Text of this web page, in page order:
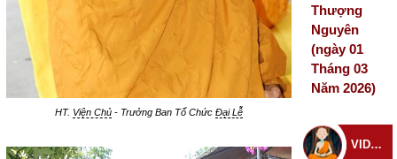
HT. Viện Chủ - Trưởng Ban Tổ Chức Đại Lễ
Thượng
Nguyên
(ngày 01
Tháng 03
Năm 2026)
VIDEO CHÙA